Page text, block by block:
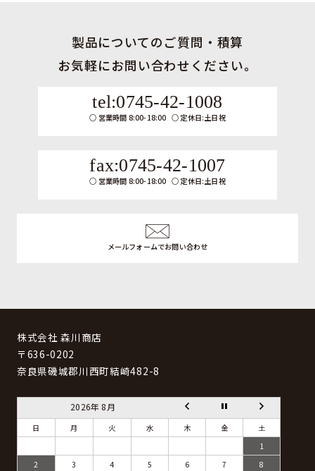
製品についてのご質問・積算
お気軽にお問い合わせください。
tel:0745-42-1008
営業時間 8:00-18:00 定休日:土日祝
fax:0745-42-1007
営業時間 8:00-18:00 定休日:土日祝
メールフォームでお問い合わせ
株式会社 森川商店
〒636-0202
奈良県磯城郡川西町結崎482-8
2026年 8月
日 月 火 水 木 金
土
1
2
3 4 5 6 7
8